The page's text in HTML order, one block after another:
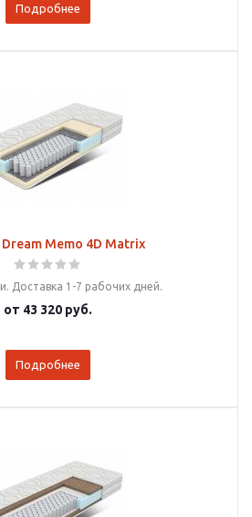
Подробнее
Memo 4D Matrix
Доставка 1-7 рабочих дней.
от 43 320 руб.
Подробнее